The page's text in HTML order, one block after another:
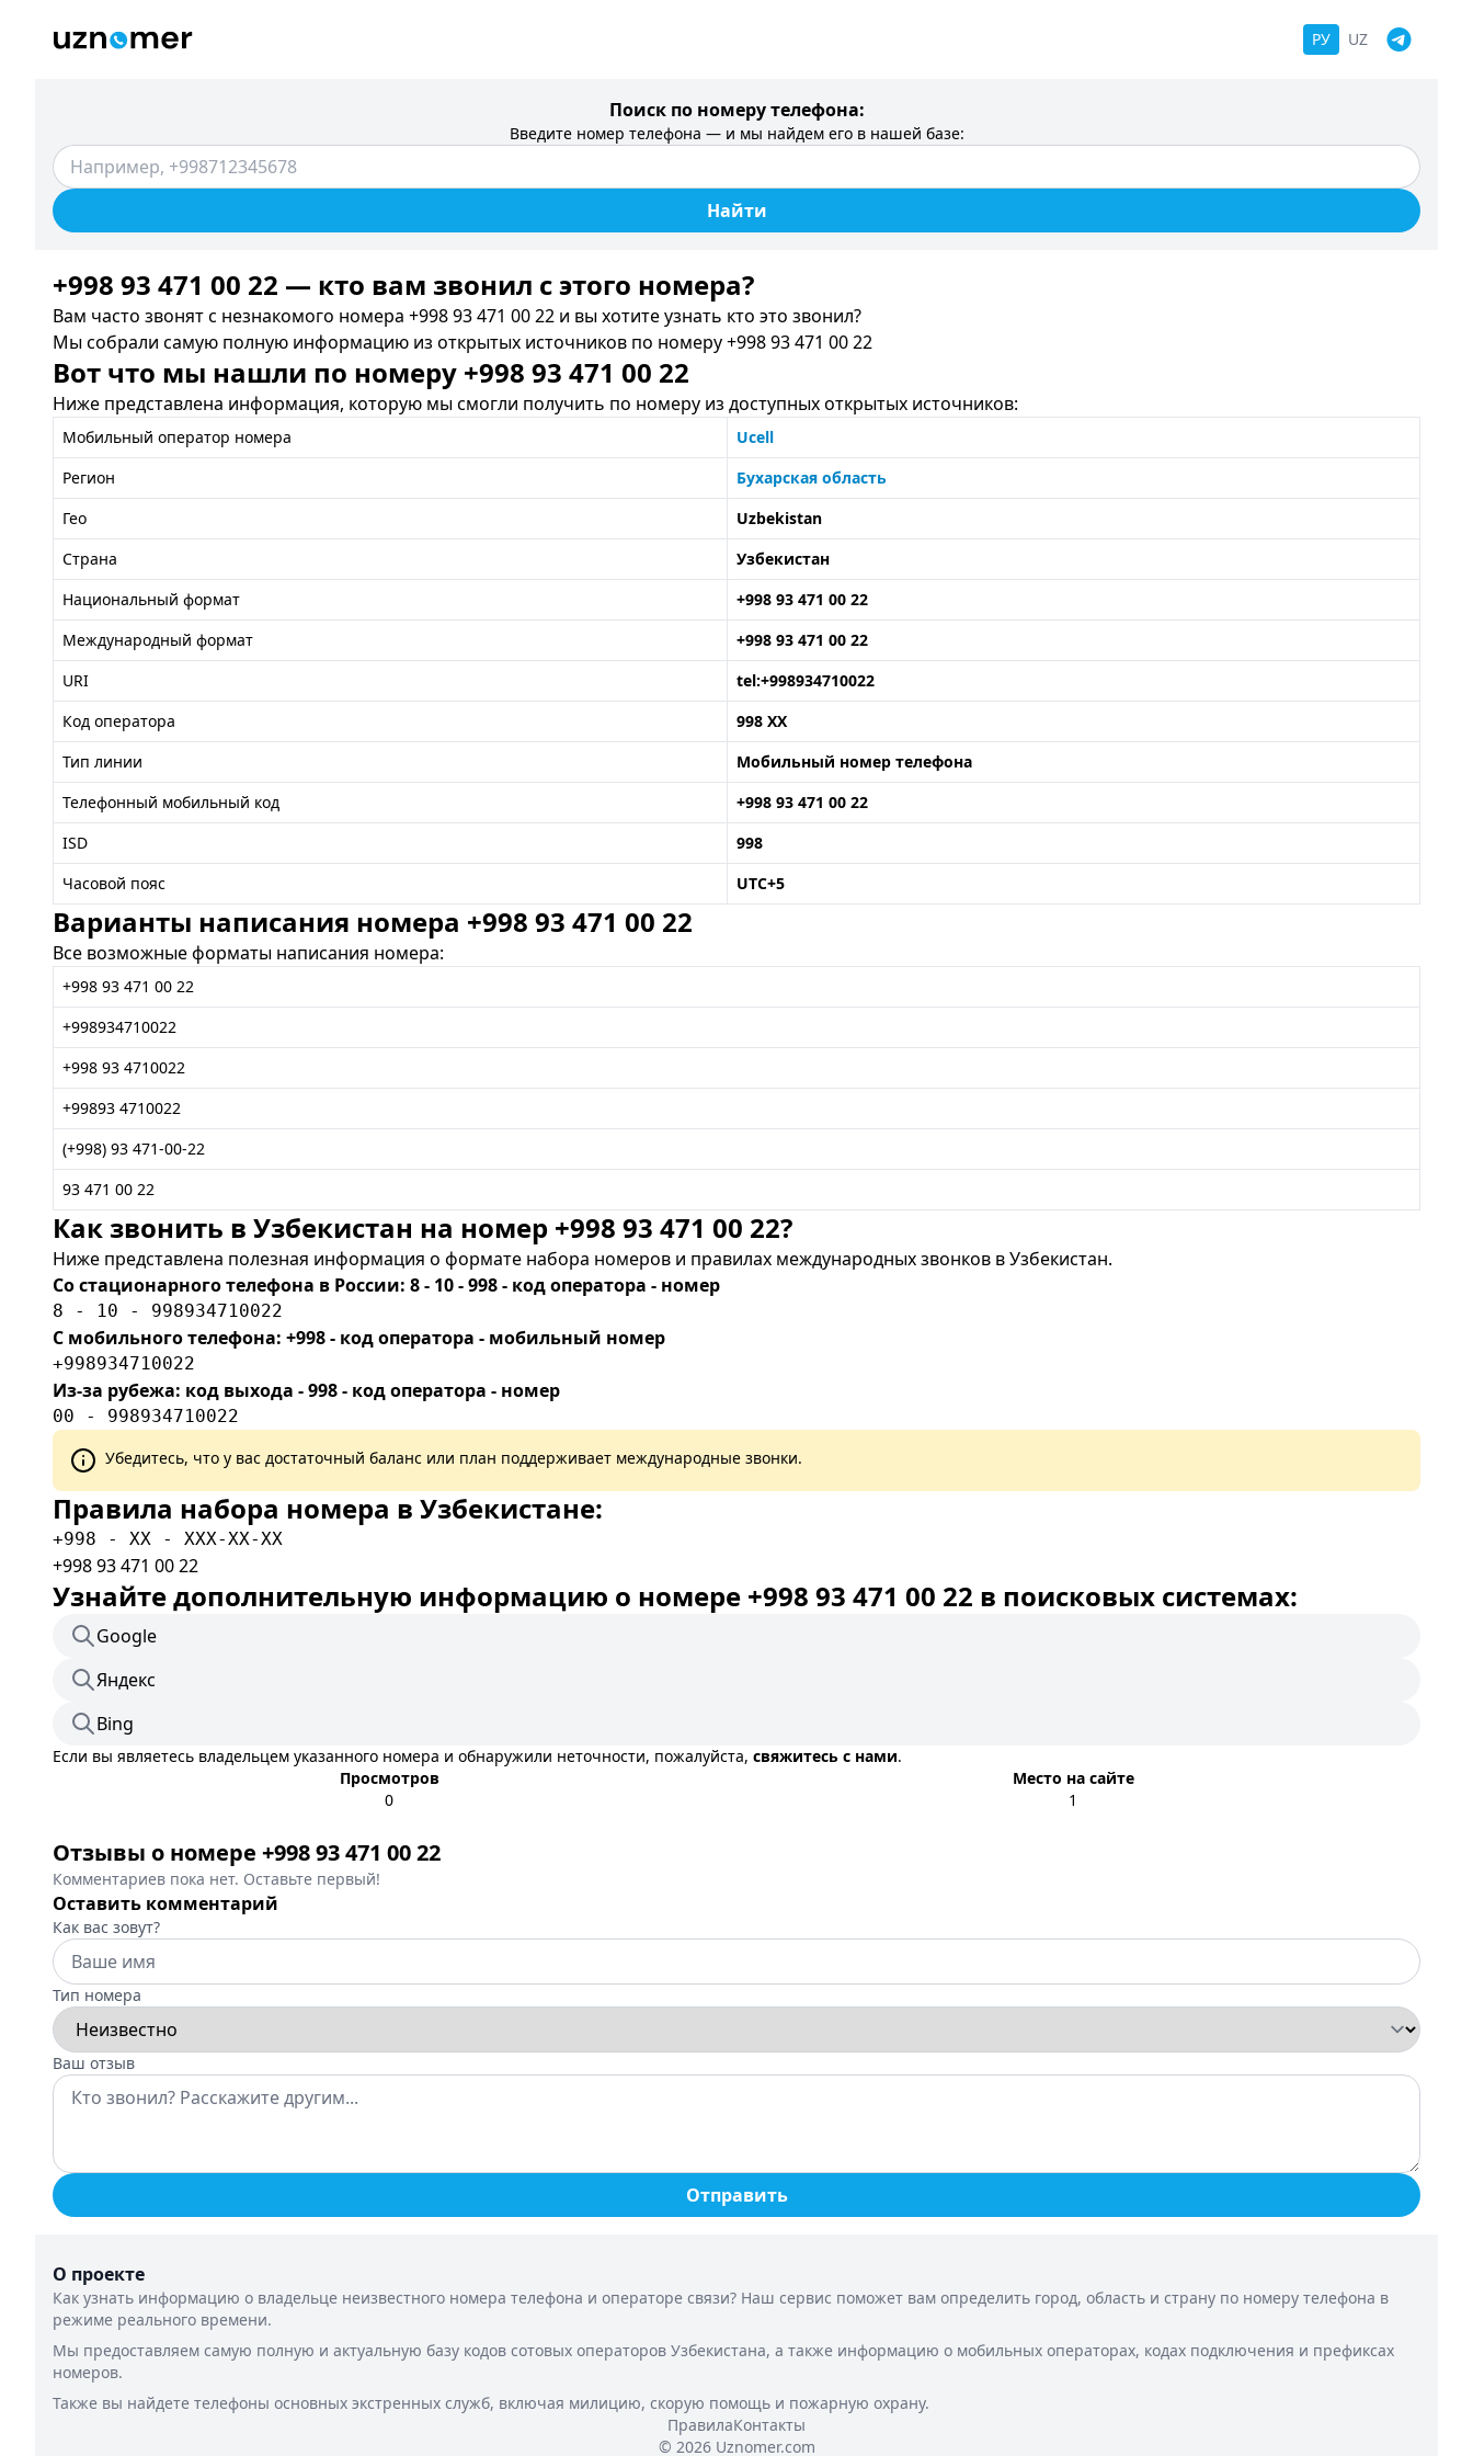
РУ UZ
Поиск по номеру телефона:
Введите номер телефона — и мы найдем его в нашей базе:
Найти
+998 93 471 00 22 — кто вам звонил c этого номера?
Вам часто звонят с незнакомого номера +998 93 471 00 22 и вы хотите узнать кто это звонил?
Мы собрали самую полную информацию из открытых источников по номеру +998 93 471 00 22
Вот что мы нашли по номеру +998 93 471 00 22
Ниже представлена информация, которую мы смогли получить по номеру из доступных открытых источников:
Мобильный оператор номера
Ucell
Регион
Бухарская область
Гео
Uzbekistan
Страна
Узбекистан
Национальный формат
+998 93 471 00 22
Международный формат
+998 93 471 00 22
URI
tel:+998934710022
Код оператора
998 XX
Тип линии
Мобильный номер телефона
Телефонный мобильный код
+998 93 471 00 22
ISD
998
Часовой пояс
UTC+5
Варианты написания номера +998 93 471 00 22
Все возможные форматы написания номера:
+998 93 471 00 22
+998934710022
+998 93 4710022
+99893 4710022
(+998) 93 471-00-22
93 471 00 22
Как звонить в Узбекистан на номер +998 93 471 00 22?
Ниже представлена полезная информация о формате набора номеров и правилах международных звонков в Узбекистан.
Со стационарного телефона в России: 8 - 10 - 998 - код оператора - номер
8 - 10 - 998934710022
С мобильного телефона: +998 - код оператора - мобильный номер
+998934710022
Из-за рубежа: код выхода - 998 - код оператора - номер
00 - 998934710022
Убедитесь, что у вас достаточный баланс или план поддерживает международные звонки.
Правила набора номера в Узбекистане:
+998 - XX - XXX-XX-XX
+998 93 471 00 22
Узнайте дополнительную информацию о номере +998 93 471 00 22 в поисковых системах:
Google
Яндекс
Bing
Если вы являетесь владельцем указанного номера и обнаружили неточности, пожалуйста, свяжитесь с нами.
Просмотров
0
Место на сайте
1
Отзывы о номере +998 93 471 00 22
Комментариев пока нет. Оставьте первый!
Оставить комментарий
Как вас зовут?
Тип номера
Ваш отзыв
Отправить
О проекте
Как узнать информацию о владельце неизвестного номера телефона и операторе связи? Наш сервис поможет вам определить город, область и страну по номеру телефона в
режиме реального времени.
Мы предоставляем самую полную и актуальную базу кодов сотовых операторов Узбекистана, а также информацию о мобильных операторах, кодах подключения и префиксах
номеров.
Также вы найдете телефоны основных экстренных служб, включая милицию, скорую помощь и пожарную охрану.
ПравилаКонтакты
© 2026 Uznomer.com